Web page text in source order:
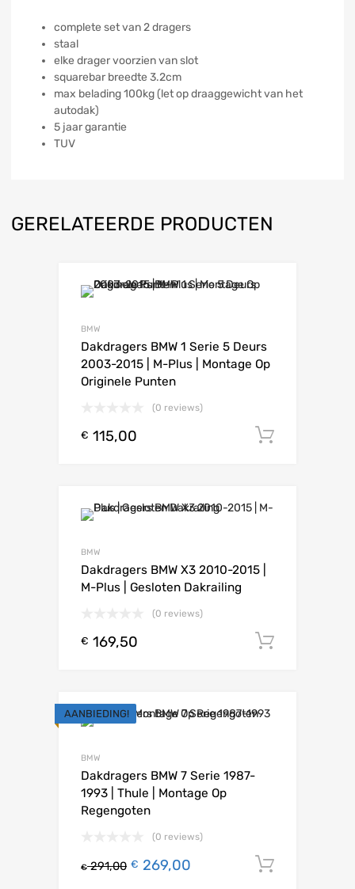
complete set van 2 dragers
staal
elke drager voorzien van slot
squarebar breedte 3.2cm
max belading 100kg (let op draaggewicht van het
autodak)
5 jaar garantie
TUV
GERELATEERDE PRODUCTEN
BMW
Dakdragers BMW 1 Serie 5 Deurs
2003-2015 | M-Plus | Montage Op
Originele Punten
(0 reviews)
€ 115,00
BMW
Dakdragers BMW X3 2010-2015 |
M-Plus | Gesloten Dakrailing
(0 reviews)
€ 169,50
AANBIEDING!
BMW
Dakdragers BMW 7 Serie 1987-
1993 | Thule | Montage Op
Regengoten
(0 reviews)
€291,00 € 269,00